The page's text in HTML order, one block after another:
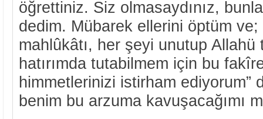
öğrettiniz. Siz olmasaydınız,
dedim. Mübarek ellerini öptüm ve;
mahlûkâtı, her şeyi unutup Allahü
hatırımda tutabilmem için bu
himmetlerinizi istirham ediyorum”
benim bu arzuma kavuşacağımı